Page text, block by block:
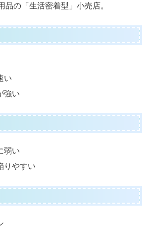
品の「生活密着型」小売店。
い
強い
弱い
りやすい